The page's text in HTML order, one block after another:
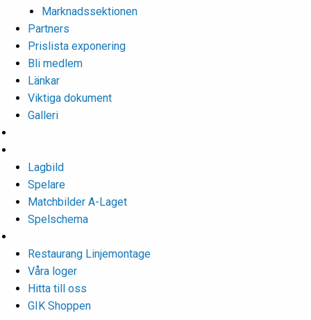
Marknadssektionen
Partners
Prislista exponering
Bli medlem
Länkar
Viktiga dokument
Galleri
Lagbild
Spelare
Matchbilder A-Laget
Spelschema
Restaurang Linjemontage
Våra loger
Hitta till oss
GIK Shoppen